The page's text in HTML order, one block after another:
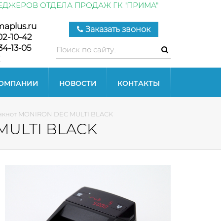
ОТДЕЛА ПРОДАЖ ГК "ПРИМА"
10-42
13-05
Заказать звонок
НОВОСТИ КОНТАКТЫ
MONIRON DEC MULTI BLACK
BLACK